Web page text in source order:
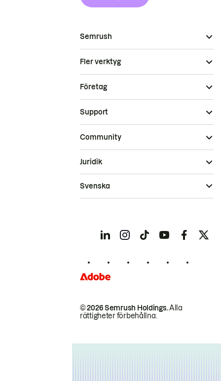
Semrush
Fler verktyg
Företag
Support
Community
© 2026 Semrush Holdings.Alla
rättigheter förbehållna.
Juridik
Svenska